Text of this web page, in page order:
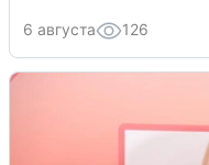
6 августа 126